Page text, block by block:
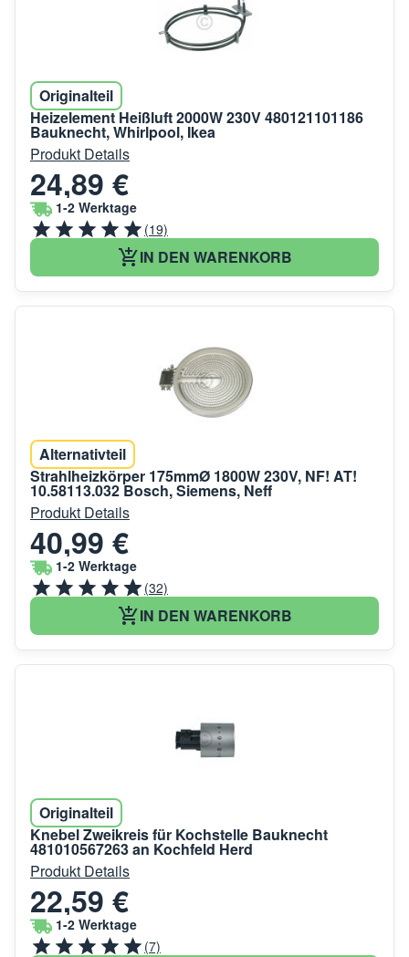
Originalteil
Heizelement Heißluft 2000W 230V 480121101186
Bauknecht, Whirlpool, Ikea
Produkt Details
24,89 €
1-2 Werktage
(19)
IN DEN WARENKORB
Alternativteil
Strahlheizkörper 175mmØ 1800W 230V, NF! AT!
10.58113.032 Bosch, Siemens, Neff
Produkt Details
40,99 €
1-2 Werktage
(32)
IN DEN WARENKORB
Originalteil
Knebel Zweikreis für Kochstelle Bauknecht
481010567263 an Kochfeld Herd
Produkt Details
22,59 €
1-2 Werktage
(7)